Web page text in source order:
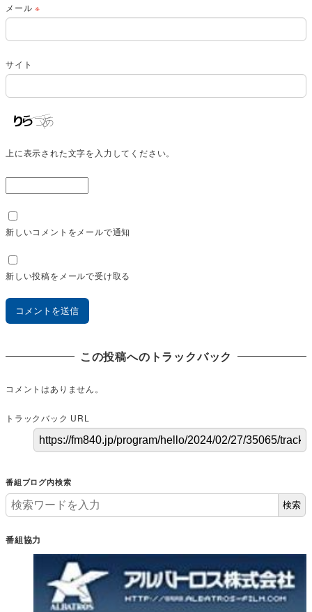
メール※
サイト
上に表示された文字を入力してください。
新しいコメントをメールで通知
新しい投稿をメールで受け取る
この投稿へのトラックバック
コメントはありません。
トラックバック URL
番組ブログ内検索
検索
番組協力